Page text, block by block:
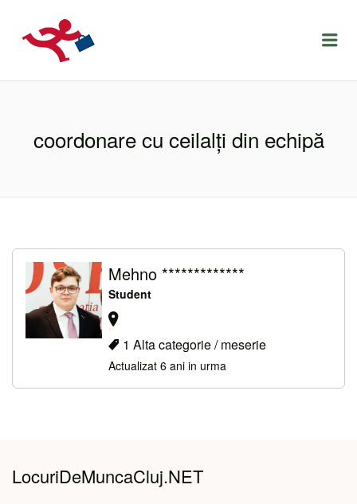
LOCURIDEMUNCACLUJ.NET
coordonare cu ceilalți din echipă
Mehno *************
Student
1 Alta categorie / meserie
Actualizat 6 ani in urma
LocuriDeMuncaCluj.NET